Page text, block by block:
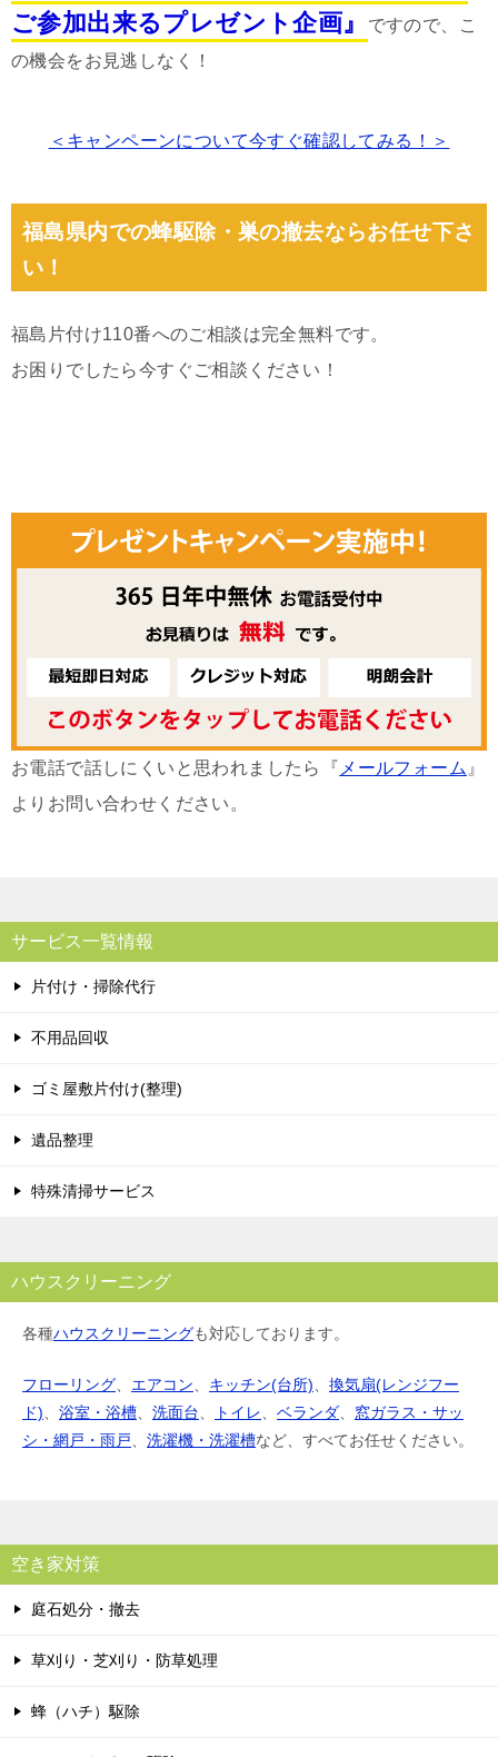
ご参加出来るプレゼント企画』
ですので、こ
の機会をお見逃しなく！
＜キャンペーンについて今すぐ確認してみる！＞
福島県内での蜂駆除・巣の撤去ならお任せ下さ
い！
福島片付け110番へのご相談は完全無料です。
お困りでしたら今すぐご相談ください！
お電話で話しにくいと思われましたら『 メールフォーム 』
よりお問い合わせください。
サービス一覧情報
片付け・掃除代行
不用品回収
ゴミ屋敷片付け(整理)
遺品整理
特殊清掃サービス
ハウスクリーニング
各種ハウスクリーニングも対応しております。
フローリング エアコン キッチン(台所)
換気扇(レンジフー
ド)
浴室・浴槽 洗面台 トイレ ベランダ
窓ガラス・サッ
シ・網戸・雨戸
洗濯機・洗濯槽など、すべてお任せください。
空き家対策
庭石処分・撤去
草刈り・芝刈り・防草処理
蜂（ハチ）駆除